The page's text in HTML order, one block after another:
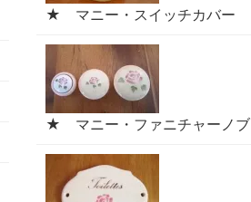
★ マニー・スイッチカバー
★ マニー・ファニチャーノブ